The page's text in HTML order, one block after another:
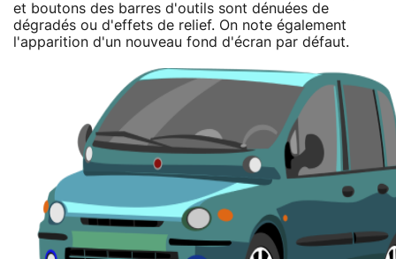
et boutons des barres d'outils sont dénuées de
dégradés ou d'effets de relief. On note également
l'apparition d'un nouveau fond d'écran par défaut.